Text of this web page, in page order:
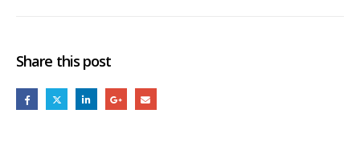
Share this post